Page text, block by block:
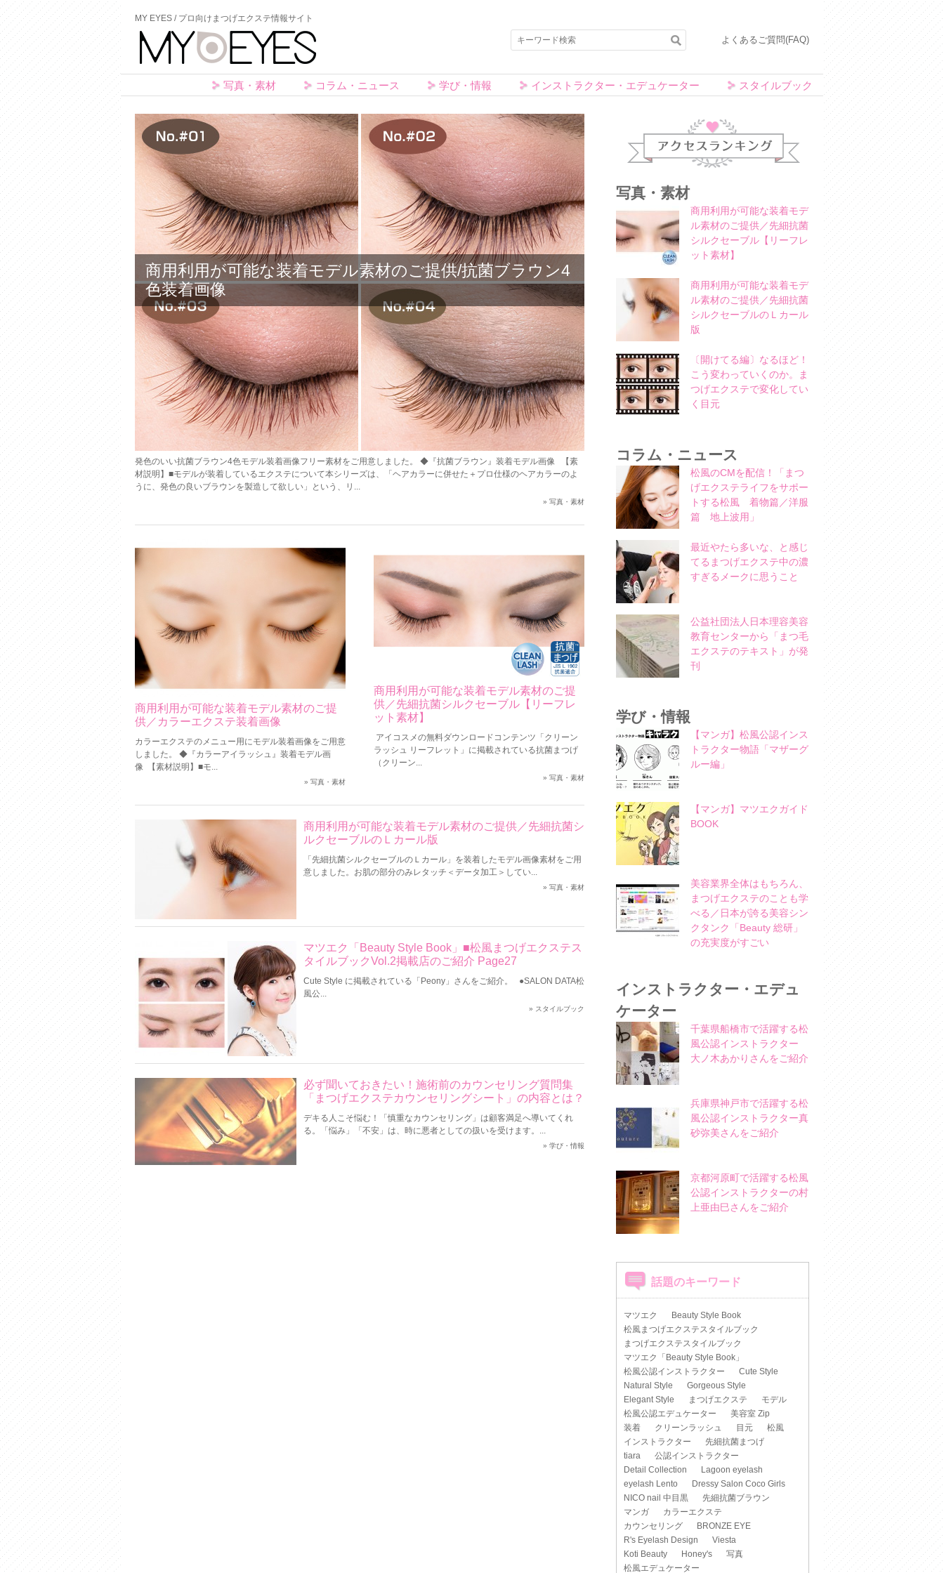
MY EYES / プロ向けまつげエクステ情報サイト
よくあるご質問(FAQ)
写真・素材 コラム・ニュース 学び・情報 インストラクター・エデュケーター スタイルブック
商用利用が可能な装着モデル素材のご提供/抗菌ブラウン4
色装着画像
発色のいい抗菌ブラウン4色モデル装着画像フリー素材をご用意しました。 ◆『抗菌ブラウン』装着モデル画像 【素
材説明】■モデルが装着しているエクステについて本シリーズは、「ヘアカラーに併せた＋プロ仕様のヘアカラーのよ
うに、発色の良いブラウンを製造して欲しい」という、リ...
» 写真・素材
商用利用が可能な装着モデル素材のご提
供／カラーエクステ装着画像
カラーエクステのメニュー用にモデル装着画像をご用意
しました。 ◆『カラーアイラッシュ』装着モデル画
像 【素材説明】■モ...
» 写真・素材
商用利用が可能な装着モデル素材のご提
供／先細抗菌シルクセーブル【リーフレ
ット素材】
アイコスメの無料ダウンロードコンテンツ「クリーン
ラッシュ リーフレット」に掲載されている抗菌まつげ
（クリーン...
» 写真・素材
商用利用が可能な装着モデル素材のご提供／先細抗菌シ
ルクセーブルのＬカール版
「先細抗菌シルクセーブルのＬカール」を装着したモデル画像素材をご用
意しました。お肌の部分のみレタッチ＜データ加工＞してい...
» 写真・素材
マツエク「Beauty Style Book」■松風まつげエクステス
タイルブックVol.2掲載店のご紹介 Page27
Cute Style に掲載されている「Peony」さんをご紹介。 ●SALON DATA松
風公...
» スタイルブック
必ず聞いておきたい！施術前のカウンセリング質問集
「まつげエクステカウンセリングシート」の内容とは？
デキる人こそ悩む！「慎重なカウンセリング」は顧客満足へ導いてくれ
る。「悩み」「不安」は、時に悪者としての扱いを受けます。...
» 学び・情報
アクセスランキング
写真・素材
商用利用が可能な装着モデ
ル素材のご提供／先細抗菌
シルクセーブル【リーフレ
ット素材】
商用利用が可能な装着モデ
ル素材のご提供／先細抗菌
シルクセーブルのＬカール
版
〔開けてる編〕なるほど！
こう変わっていくのか。ま
つげエクステで変化してい
く目元
コラム・ニュース
松風のCMを配信！「まつ
げエクステライフをサポー
トする松風 着物篇／洋服
篇 地上波用」
最近やたら多いな、と感じ
てるまつげエクステ中の濃
すぎるメークに思うこと
公益社団法人日本理容美容
教育センターから「まつ毛
エクステのテキスト」が発
刊
学び・情報
【マンガ】松風公認インス
トラクター物語「マザーグ
ルー編」
【マンガ】マツエクガイド
BOOK
美容業界全体はもちろん、
まつげエクステのことも学
べる／日本が誇る美容シン
クタンク「Beauty 総研」
の充実度がすごい
インストラクター・エデュ
ケーター
千葉県船橋市で活躍する松
風公認インストラクター
大ノ木あかりさんをご紹介
兵庫県神戸市で活躍する松
風公認インストラクター真
砂弥美さんをご紹介
京都河原町で活躍する松風
公認インストラクターの村
上亜由巳さんをご紹介
話題のキーワード
マツエク
Beauty Style Book
松風まつげエクステスタイルブック
まつげエクステスタイルブック
マツエク「Beauty Style Book」
松風公認インストラクター
Cute Style
Natural Style
Gorgeous Style
Elegant Style
まつげエクステ
モデル
松風公認エデュケーター
美容室 Zip
装着
クリーンラッシュ 目元
松風
インストラクター
先細抗菌まつげ
tiara
公認インストラクター
Detail Collection
Lagoon eyelash
eyelash Lento
Dressy Salon Coco Girls
NICO nail 中目黒
先細抗菌ブラウン
マンガ
カラーエクステ
カウンセリング
BRONZE EYE
R's Eyelash Design
Viesta
Koti Beauty
Honey's
写真
松風エデュケーター